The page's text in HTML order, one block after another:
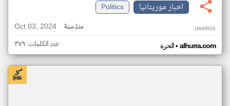
اخبار موريتانيا
Politics
Oct 03, 2024
منذ سنة UA49OS
الحرة• alhurra.com عدد الكلمات: ٣٧٩